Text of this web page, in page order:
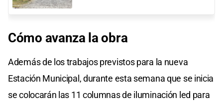
Cómo avanza la obra
Además de los trabajos previstos para la nueva
Estación Municipal, durante esta semana que se inicia
se colocarán las 11 columnas de iluminación led para